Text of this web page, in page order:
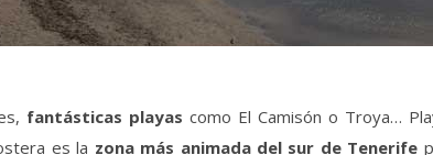
fantásticas playas como El Camisón o Troya…
es la zona más animada del sur de Tenerife